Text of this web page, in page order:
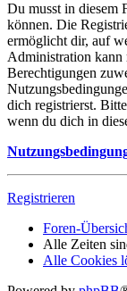
Du musst in diesem
können. Die
ermöglicht dir, auf
Administration kann
Berechtigungen
dich registrierst.
wenn du dich in
Registrieren
Foren-
Alle Zeiten
Alle Cookies